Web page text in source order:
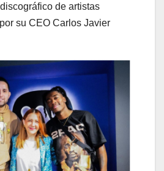
de artistas
su CEO Carlos Javier